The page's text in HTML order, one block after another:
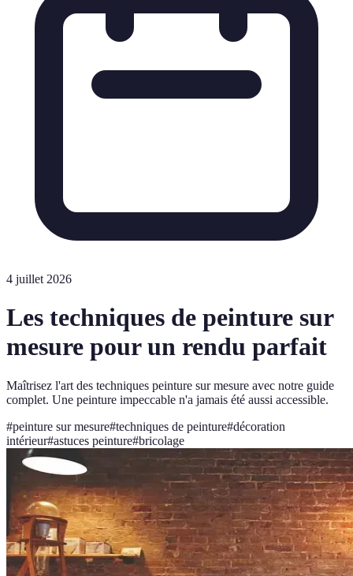
4 juillet 2026
Les techniques de peinture sur
mesure pour un rendu parfait
Maîtrisez l'art des techniques peinture sur mesure avec notre guide
complet. Une peinture impeccable n'a jamais été aussi accessible.
#peinture sur mesure#techniques de peinture#décoration
intérieur#astuces peinture#bricolage